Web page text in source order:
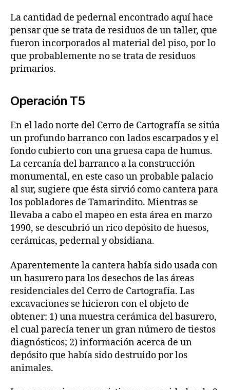
La cantidad de pedernal encontrado aquí hace
pensar que se trata de residuos de un taller, que
fueron incorporados al material del piso, por lo
que probablemente no se trata de residuos
primarios.
Operación T5
En el lado norte del Cerro de Cartografía se sitúa
un profundo barranco con lados escarpados y el
fondo cubierto con una gruesa capa de humus.
La cercanía del barranco a la construcción
monumental, en este caso un probable palacio
al sur, sugiere que ésta sirvió como cantera para
los pobladores de Tamarindito. Mientras se
llevaba a cabo el mapeo en esta área en marzo
1990, se descubrió un rico depósito de huesos,
cerámicas, pedernal y obsidiana.
Aparentemente la cantera había sido usada con
un basurero para los desechos de las áreas
residenciales del Cerro de Cartografía. Las
excavaciones se hicieron con el objeto de
obtener: 1) una muestra cerámica del basurero,
el cual parecía tener un gran número de tiestos
diagnósticos; 2) información acerca de un
depósito que había sido destruido por los
animales.